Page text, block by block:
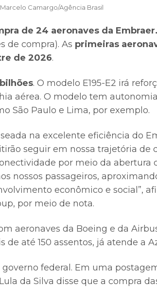
Camargo/Agência Brasil
de 24 aeronaves da Embraer.
de compra). As primeiras
de 2026.
. O modelo E195-E2 irá
aérea. O modelo tem
São Paulo e Lima, por exemplo.
na excelente eficiência do
seguir em nossa trajetória de
por meio da abertura
nossos passageiros,
econômico e social”,
por meio de nota.
aeronaves da Boeing e da
até 150 assentos, já atende a
federal. Em uma
da Silva disse que a compra